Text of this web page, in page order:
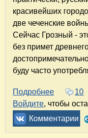
красивейших
две чеченские
Сейчас Грозный -
без примет
буду часто
Подробнее о
10
Войдите, чтобы
Комментарии